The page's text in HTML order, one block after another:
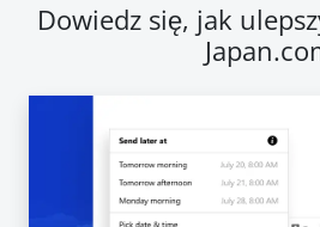
Dowiedz się, jak